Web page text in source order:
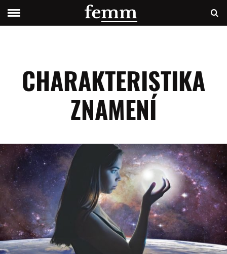
CHARAKTERISTIKA
ZNAMENÍ